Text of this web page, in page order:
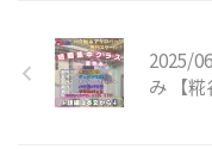
生以上対象開講日（開講時間
日曜日（１４：１５〜１５
５）↓〈変更後〉アクロバ
ラス ※小学生以上対象月額
2025/
み 【糀